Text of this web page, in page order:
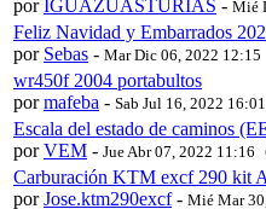
porIGUAZUASTURIAS - Mié
Feliz Navidad y Embarrados
por Sebas - Mar Dic 06, 2022 12:15
wr450f 2004 portabultos
pormafeba - Sab Jul 16, 2022 16:01
Escala del estado de caminos
porVEM - Jue Abr 07, 2022 11:16
Carburación KTM excf 290 kit
porJose.ktm290excf- Mié Mar